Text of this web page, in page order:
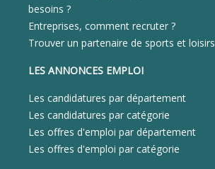
besoins ?
Entreprises, comment recruter ?
Trouver un partenaire de sports et loisirs
LES ANNONCES EMPLOI
Les candidatures par département
Les candidatures par catégorie
Les offres d'emploi par département
Les offres d'emploi par catégorie